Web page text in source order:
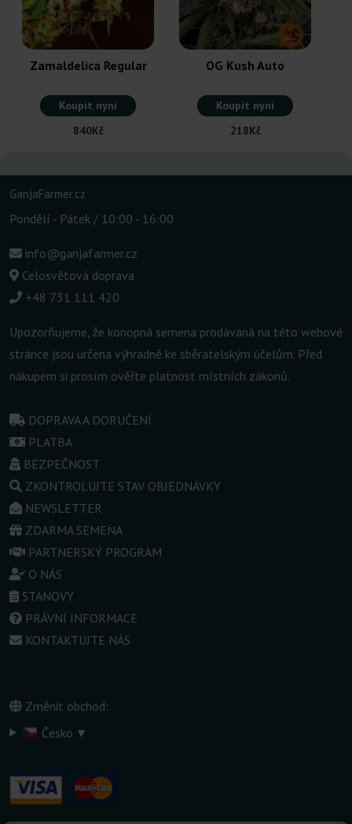
Zamaldelica Regular
Koupit nyní
840Kč
OG Kush Auto
Koupit nyní
218Kč
GanjaFarmer.cz
Pondělí - Pátek / 10:00 - 16:00
info@ganjafarmer.cz
Celosvětová doprava
+48 731 111 420
Upozorňujeme, že konopná semena prodávaná na této webové
stránce jsou určena výhradně ke sběratelským účelům. Před
nákupem si prosím ověřte platnost místních zákonů.
DOPRAVA A DORUČENÍ
PLATBA
BEZPEČNOST
ZKONTROLUJTE STAV OBJEDNÁVKY
NEWSLETTER
ZDARMA SEMENA
PARTNERSKÝ PROGRAM
O NÁS
STANOVY
PRÁVNÍ INFORMACE
KONTAKTUJTE NÁS
Změnit obchod:
Česko ▾